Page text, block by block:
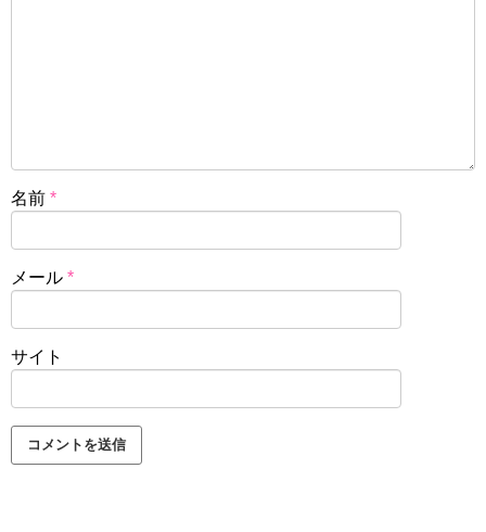
名前 *
メール *
サイト